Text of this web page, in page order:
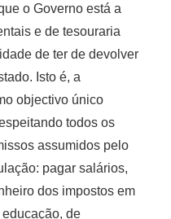
o Governo está a
e de tesouraria
de ter de devolver
Isto é, a
objectivo único
todos os
assumidos pelo
pagar salários,
dos impostos em
de